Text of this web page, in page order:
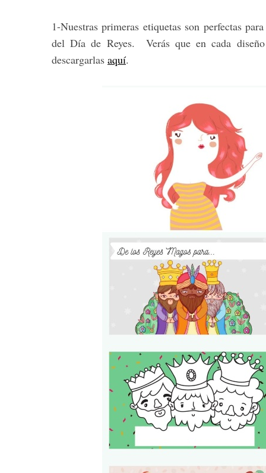
1-Nuestras primeras etiquetas son perfectas
del Día de Reyes. Verás que en cada
descargarlas aquí.